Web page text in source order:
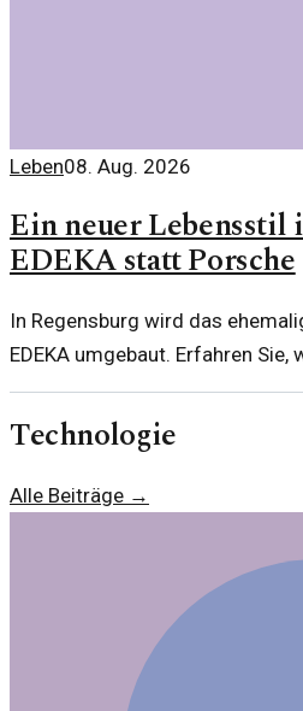
Leben08. Aug. 2026
Ein neuer Lebensstil
EDEKA statt Porsche
In Regensburg wird das
EDEKA umgebaut. Erfahren
ihre Bewohner bedeutet.
Technologie
Alle Beiträge →